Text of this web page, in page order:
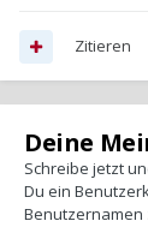
Zitieren
Deine
Schreibe jetzt
Du ein
Benutzernamen